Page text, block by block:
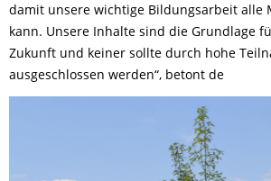
damit unsere wichtige Bildungsarbeit alle
kann. Unsere Inhalte sind die Grundlage
Zukunft und keiner sollte durch hohe
ausgeschlossen werden“, betont de